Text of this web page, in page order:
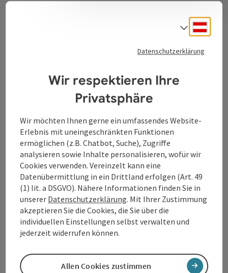
Tourismusverband Donauregion
Oberösterreich
WGD Donau Oberösterreich Tourismus
GmbH
Lindengasse 9
4040 Linz
+43 732 7277 - 888
info@donauregion.at
Fax: +43 732 7277 - 804
Datenschutzerklärung
Wir respektieren Ihre
Privatsphäre
Wir möchten Ihnen gerne ein umfassendes Website-
Erlebnis mit uneingeschränkten Funktionen
ermöglichen (z.B. Chatbot, Suche), Zugriffe
analysieren sowie Inhalte personalisieren, wofür wir
Cookies verwenden. Vereinzelt kann eine
Datenübermittlung in ein Drittland erfolgen (Art. 49
(1) lit. a DSGVO). Nähere Informationen finden Sie in
unserer Datenschutzerklärung. Mit Ihrer Zustimmung
akzeptieren Sie die Cookies, die Sie über die
individuellen Einstellungen selbst verwalten und
jederzeit widerrufen können.
Allen Cookies zustimmen